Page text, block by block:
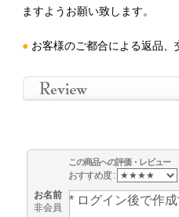
ますようお願い致します。
● お客様のご都合による返品
この商品への評価・レビュー
おすすめ度 :
お名前
非会員